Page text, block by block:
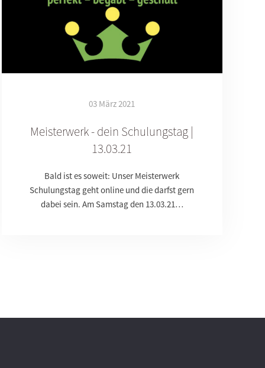
03 März 2021
Meisterwerk - dein Schulungstag |
13.03.21
Bald ist es soweit: Unser Meisterwerk
Schulungstag geht online und die darfst gern
dabei sein. Am Samstag den 13.03.21…